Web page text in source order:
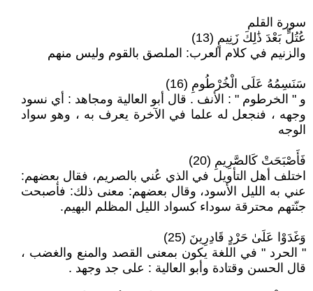
سورة القلم
عُتُلٍّ بَعْدَ ذَٰلِكَ زَنِيمٍ (13)
والزنيم في كلام العرب: الملصق بالقوم وليس منهم
سَنَسِمُهُ عَلَى الْخُرْطُومِ (16)
و " الخرطوم " : الأنف . قال أبو العالية ومجاهد : أي نسود
وجهه ، فنجعل له علما في الآخرة يعرف به ، وهو سواد
الوجه
فَأَصْبَحَتْ كَالصَّرِيمِ (20)
اختلف أهل التأويل في الذي عُني بالصريم، فقال بعضهم:
عني به الليل الأسود، وقال بعضهم: معنى ذلك: فأصبحت
جنّتهم محترقة سوداء كسواد الليل المظلم البهيم.
وَغَدَوْا عَلَىٰ حَرْدٍ قَادِرِينَ (25)
" الحرد " في اللغة يكون بمعنى القصد والمنع والغضب ،
قال الحسن وقتادة وأبو العالية : على جد وجهد .